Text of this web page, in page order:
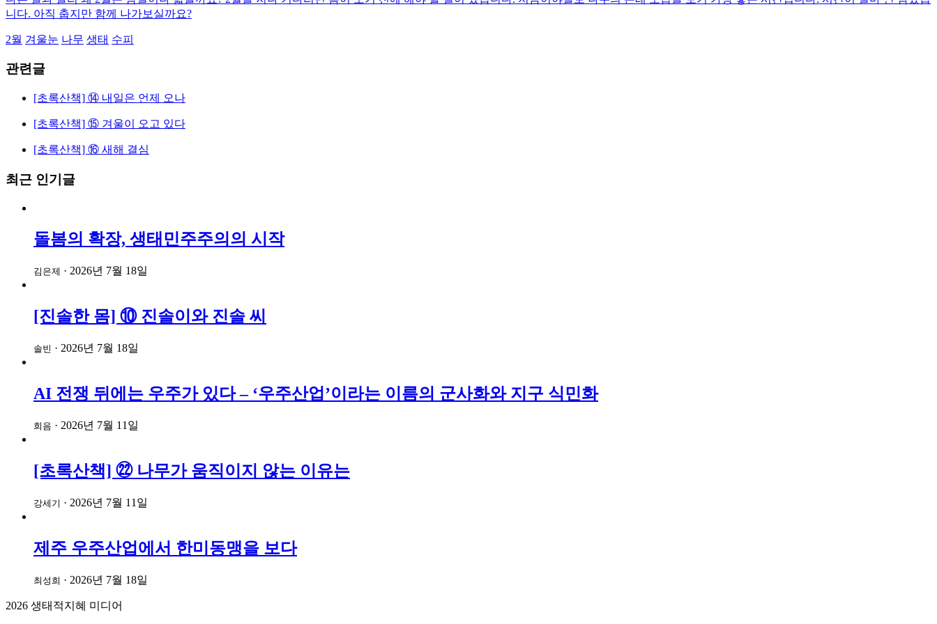
니다. 아직 춥지만 함께 나가보실까요?
2월 겨울눈 나무 생태 수피
관련글
[초록산책] ⑭ 내일은 언제 오나
[초록산책] ⑮ 겨울이 오고 있다
[초록산책] ⑯ 새해 결심
최근 인기글
돌봄의 확장, 생태민주주의의 시작
김은제 · 2026년 7월 18일
[진솔한 몸] ⑩ 진솔이와 진솔 씨
솔빈 · 2026년 7월 18일
AI 전쟁 뒤에는 우주가 있다 – ‘우주산업’이라는 이름의 군사화와 지구 식민화
희음 · 2026년 7월 11일
[초록산책] ㉒ 나무가 움직이지 않는 이유는
강세기 · 2026년 7월 11일
제주 우주산업에서 한미동맹을 보다
최성희 · 2026년 7월 18일
2026 생태적지혜 미디어